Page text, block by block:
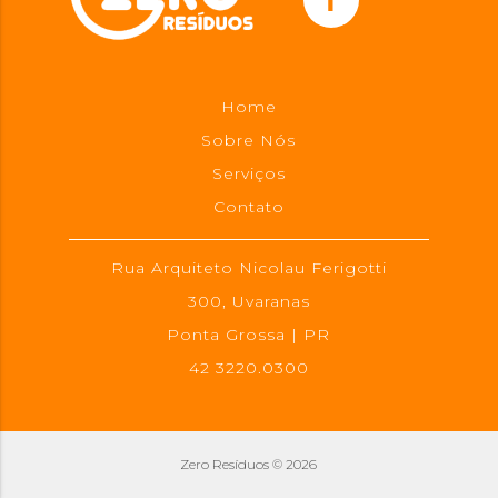
Home
Sobre Nós
Serviços
Contato
Rua Arquiteto Nicolau Ferigotti
300, Uvaranas
Ponta Grossa | PR
42 3220.0300
Zero Resíduos © 2026